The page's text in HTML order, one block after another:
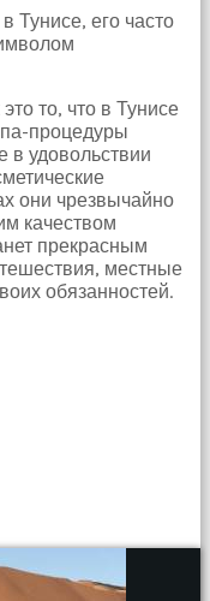
Тунисе, его часто
то, что в Тунисе
процедуры
в удовольствии
они чрезвычайно
качеством
прекрасным
местные
обязанностей.